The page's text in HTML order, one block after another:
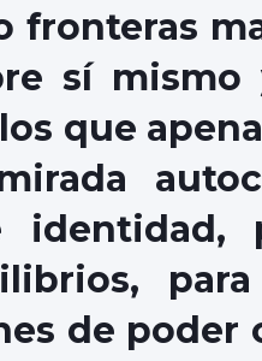
fronteras
sí mismo
que
identidad,
de